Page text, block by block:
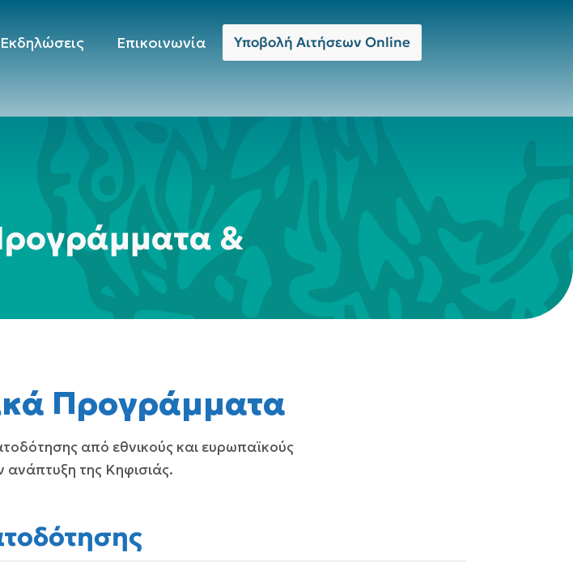
Επικοινωνία Υποβολή Αιτήσεων Online
&
Προγράμματα
από εθνικούς και ευρωπαϊκούς
ανάπτυξη της Κηφισιάς.